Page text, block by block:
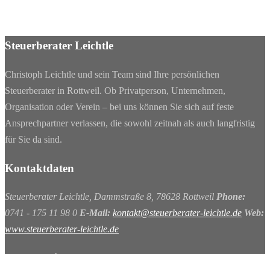
Steuerberater Leichtle
Christoph Leichtle und sein Team sind Ihre persönlichen
Steuerberater in Rottweil. Ob Privatperson, Unternehmen,
Organisation oder Verein – bei uns können Sie sich auf feste
Ansprechpartner verlassen, die sowohl zeitnah als auch langfristig
für Sie da sind.
Kontaktdaten
Steuerberater Leichtle, Dammstraße 8, 78628 Rottweil Phone:
0741 - 175 11 98 0 E-Mail: kontakt@steuerberater-leichtle.de Web:
www.steuerberater-leichtle.de